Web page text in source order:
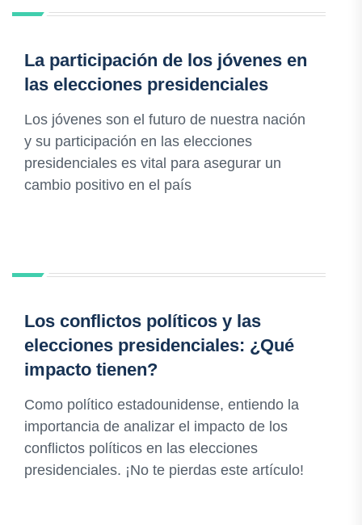
La participación de los jóvenes en
las elecciones presidenciales
Los jóvenes son el futuro de nuestra nación
y su participación en las elecciones
presidenciales es vital para asegurar un
cambio positivo en el país
Los conflictos políticos y las
elecciones presidenciales: ¿Qué
impacto tienen?
Como político estadounidense, entiendo la
importancia de analizar el impacto de los
conflictos políticos en las elecciones
presidenciales. ¡No te pierdas este artículo!